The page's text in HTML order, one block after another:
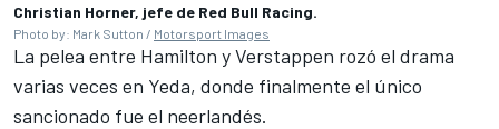
Christian Horner, jefe de Red Bull Racing.
Photo by: Mark Sutton / Motorsport Images
La pelea entre Hamilton y Verstappen rozó el drama
varias veces en Yeda, donde finalmente el único
sancionado fue el neerlandés.